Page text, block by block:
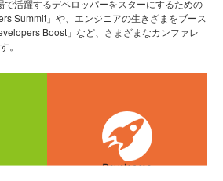
活躍するデベロッパーをスターにするための
Summit」や、エンジニアの生きざまをブース
Boost」など、さまざまなカンファレ
。